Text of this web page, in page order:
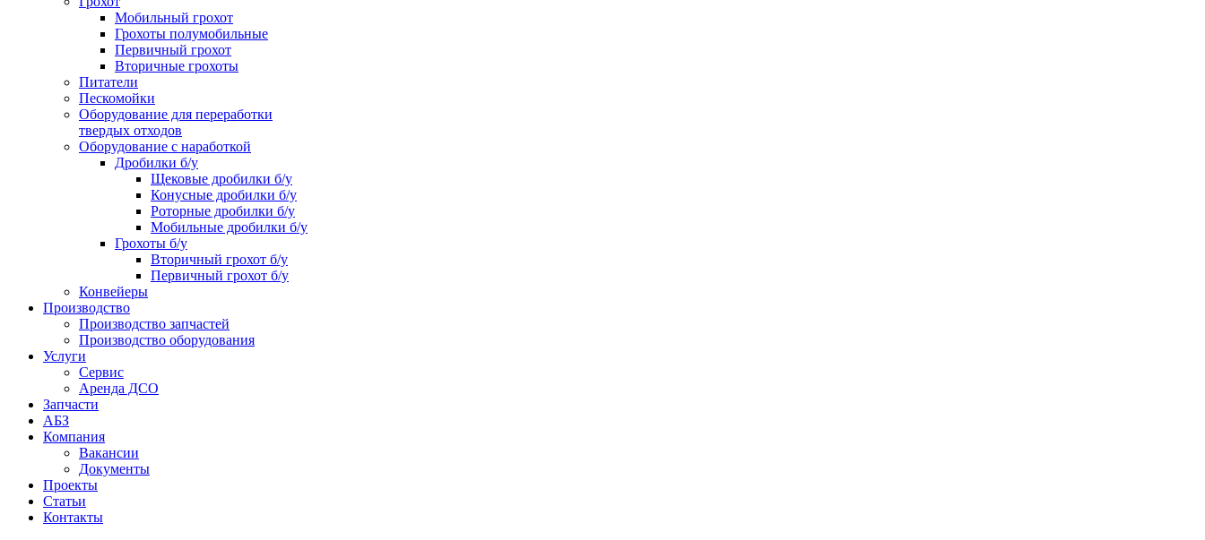
Мобильный грохот
Грохоты полумобильные
Первичный грохот
Вторичные грохоты
Питатели
Пескомойки
Оборудование для переработки
твердых отходов
Оборудование с наработкой
Дробилки б/у
Щековые дробилки б/у
Конусные дробилки б/у
Роторные дробилки б/у
Мобильные дробилки б/у
Грохоты б/у
Вторичный грохот б/у
Первичный грохот б/у
Конвейеры
Производство
Производство запчастей
Производство оборудования
Услуги
Сервис
Аренда ДСО
Запчасти
АБЗ
Компания
Вакансии
Документы
Проекты
Статьи
Контакты